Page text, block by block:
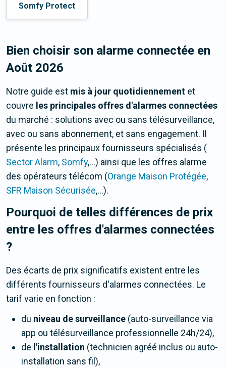
Somfy Protect
Bien choisir son alarme connectée en
Août 2026
Notre guide est mis à jour quotidiennement et
couvre les principales offres d'alarmes connectées
du marché : solutions avec ou sans télésurveillance,
avec ou sans abonnement, et sans engagement. Il
présente les principaux fournisseurs spécialisés (
Sector Alarm, Somfy,…) ainsi que les offres alarme
des opérateurs télécom (Orange Maison Protégée,
SFR Maison Sécurisée,…).
Pourquoi de telles différences de prix
entre les offres d'alarmes connectées
?
Des écarts de prix significatifs existent entre les
différents fournisseurs d'alarmes connectées. Le
tarif varie en fonction :
du niveau de surveillance (auto-surveillance via
app ou télésurveillance professionnelle 24h/24),
de l'installation (technicien agréé inclus ou auto-
installation sans fil),